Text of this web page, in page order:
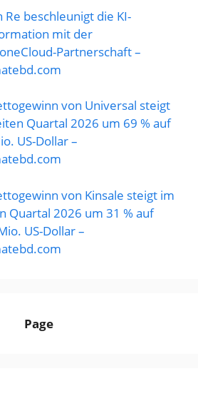
Re beschleunigt die KI-
mit der
Partnerschaft –
von Universal steigt
Quartal 2026 um 69 % auf
US-Dollar –
von Kinsale steigt im
Quartal 2026 um 31 % auf
US-Dollar –
Page